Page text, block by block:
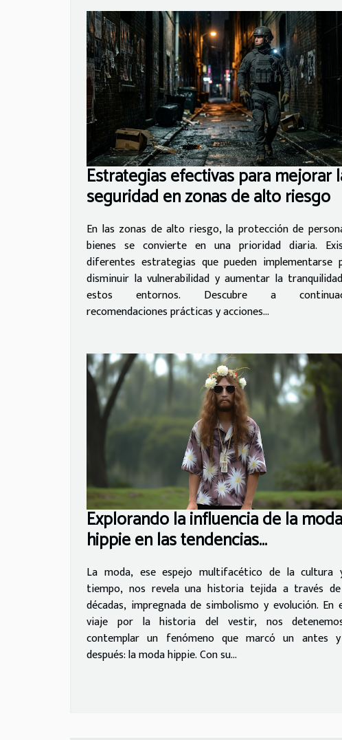
Estrategias efectivas para mejorar
seguridad en zonas de alto riesgo
En las zonas de alto riesgo, la protección de
bienes se convierte en una prioridad diaria.
diferentes estrategias que pueden implementarse
disminuir la vulnerabilidad y aumentar la
estos entornos. Descubre a
recomendaciones prácticas y acciones...
Explorando la influencia de la moda
hippie en las tendencias
contemporáneas
La moda, ese espejo multifacético de la cultura
tiempo, nos revela una historia tejida a través
décadas, impregnada de simbolismo y evolución. En
viaje por la historia del vestir, nos
contemplar un fenómeno que marcó un antes
después: la moda hippie. Con su...